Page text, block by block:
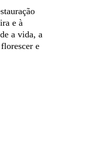
e à
a vida, a
e